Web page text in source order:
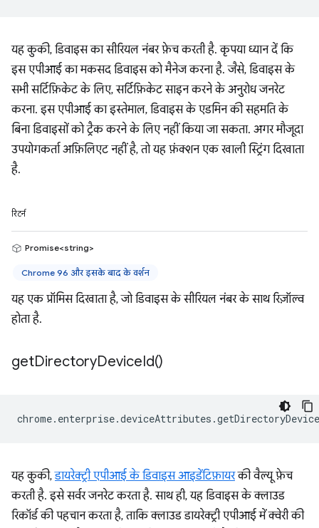
यह कुकी, डिवाइस का सीरियल नंबर फ़ेच करती है. कृपया ध्यान दें कि
इस एपीआई का मकसद डिवाइस को मैनेज करना है. जैसे, डिवाइस के
सभी सर्टिफ़िकेट के लिए, सर्टिफ़िकेट साइन करने के अनुरोध जनरेट
करना. इस एपीआई का इस्तेमाल, डिवाइस के एडमिन की सहमति के
बिना डिवाइसों को ट्रैक करने के लिए नहीं किया जा सकता. अगर मौजूदा
उपयोगकर्ता अफ़िलिएट नहीं है, तो यह फ़ंक्शन एक खाली स्ट्रिंग दिखाता
है.
रिटर्न
Promise<string>
Chrome 96 और इसके बाद के वर्शन
यह एक प्रॉमिस दिखाता है, जो डिवाइस के सीरियल नंबर के साथ रिज़ॉल्व
होता है.
getDirectoryDeviceId()
chrome. enterprise.deviceAttributes .
यह कुकी,डायरेक्ट्री एपीआई के डिवाइस आइडेंटिफ़ायरकी वैल्यू फ़ेच
करती है. इसे सर्वर जनरेट करता है. साथ ही, यह डिवाइस के क्लाउड
रिकॉर्ड की पहचान करता है, ताकि क्लाउड डायरेक्ट्री एपीआई में क्वेरी की